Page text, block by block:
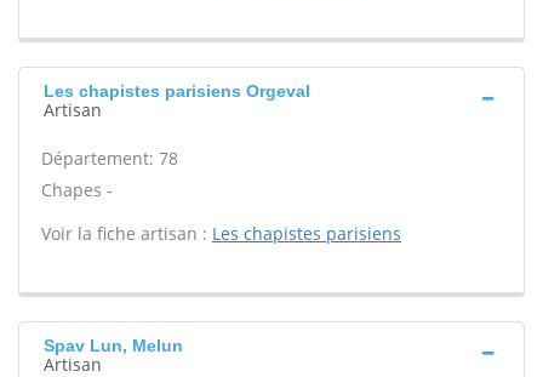
Les chapistes parisiens Orgeval
Artisan
Département: 78
Chapes -
Voir la fiche artisan : Les chapistes parisiens
Spav Lun, Melun
Artisan